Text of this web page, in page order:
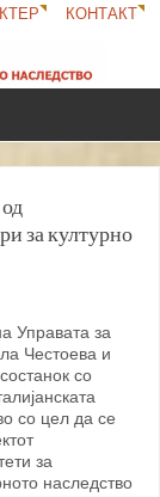
КОНТАКТ
за културно
Управата за
Честоева и
со
со цел да се
за
наследство